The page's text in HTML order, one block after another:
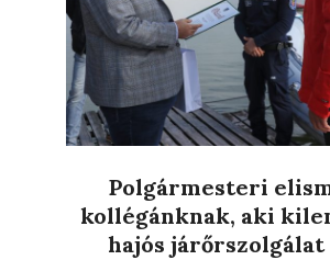
Polgármesteri
kollégánknak, aki
hajós